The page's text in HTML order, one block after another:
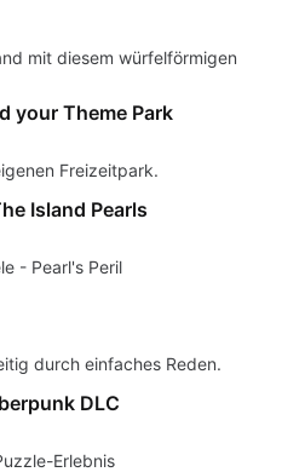
mit diesem würfelförmigen
your Theme Park
Freizeitpark.
Island Pearls
- Pearl's Peril
durch einfaches Reden.
DLC
Erlebnis